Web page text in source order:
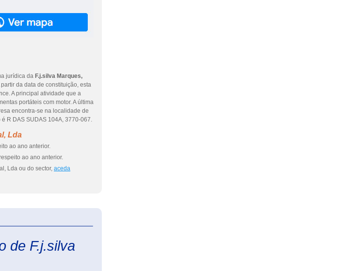
jurídica da F.j.silva Marques,
da data de constituição, esta
A principal atividade que a
portáteis com motor. A última
encontra-se na localidade de
é R DAS SUDAS 104A, 3770-067.
Lda
ao ano anterior.
ao ano anterior.
Lda ou do sector, aceda
de F.j.silva